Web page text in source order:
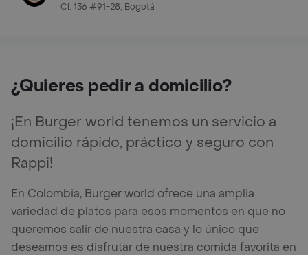
Cl. 136 #91-28, Bogotá
¿Quieres pedir a domicilio?
¡En Burger world tenemos un servicio a
domicilio rápido, práctico y seguro con
Rappi!
En Colombia, Burger world ofrece una amplia
variedad de platos para esos momentos en que no
queremos salir de nuestra casa y lo único que
deseamos es disfrutar de nuestra comida favorita en